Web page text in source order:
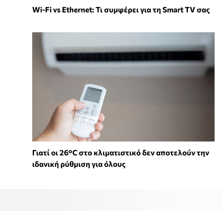
Wi-Fi vs Ethernet: Τι συμφέρει για τη Smart TV σας
Γιατί οι 26°C στο κλιματιστικό δεν αποτελούν την
ιδανική ρύθμιση για όλους